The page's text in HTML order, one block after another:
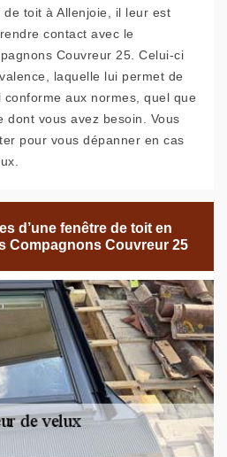
toit à Allenjoie, il leur est
contact avec le
Couvreur 25. Celui-ci
laquelle lui permet de
aux normes, quel que
dont vous avez besoin. Vous
pour vous dépanner en cas
d’une fenêtre de toit en
Compagnons Couvreur 25